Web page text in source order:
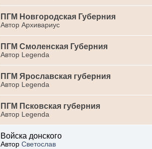
ПГМ Новгородская Губерния
Автор Архивариус
ПГМ Смоленская Губерния
Автор Legenda
ПГМ Ярославская губерния
Автор Legenda
ПГМ Псковская губерния
Автор Legenda
Войска донского
Автор Светослав